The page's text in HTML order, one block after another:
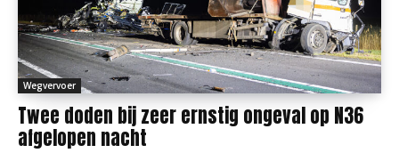
Wegvervoer
Twee doden bij zeer ernstig ongeval op N36
afgelopen nacht